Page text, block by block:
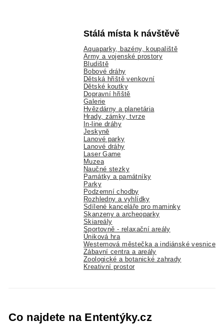
Stálá místa k návštěvě
Aquaparky, bazény, koupaliště
Army a vojenské prostory
Bludiště
Bobové dráhy
Dětská hřiště venkovní
Dětské koutky
Dopravní hřiště
Galerie
Hvězdárny a planetária
Hrady, zámky, tvrze
In-line dráhy
Jeskyně
Lanové parky
Lanové dráhy
Laser Game
Muzea
Naučné stezky
Památky a památníky
Parky
Podzemní chodby
Rozhledny a vyhlídky
Sdílené kanceláře pro maminky
Skanzeny a archeoparky
Skiareály
Sportovně - relaxační areály
Úniková hra
Westernová městečka a indiánské vesnice
Zábavní centra a areály
Zoologické a botanické zahrady
Kreativní prostor
Co najdete na Ententýky.cz